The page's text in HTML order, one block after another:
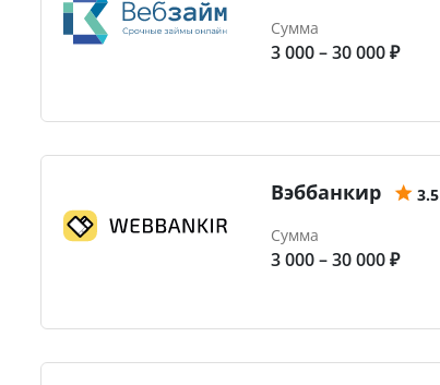
Сумма
3 000 – 30 000 ₽
Вэббанкир 3.5
Сумма
3 000 – 30 000 ₽